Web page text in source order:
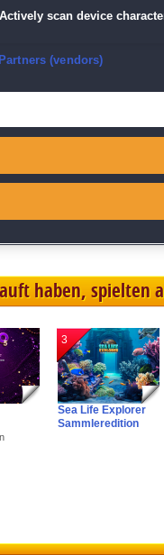
17.04.2017 um 12:11
gut. Schöne Grafik und es
18.06.2017 um 18:35
finde ich zauberhaft und
recht kniffelig.... ich übe
haben, spielten
3
Sea Life Explorer
Sammleredition
Actively scan device
Ensure security, prevent
Save and communicate
(vendors)